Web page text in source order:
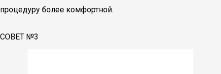
процедуру более комфортной.
СОВЕТ №3